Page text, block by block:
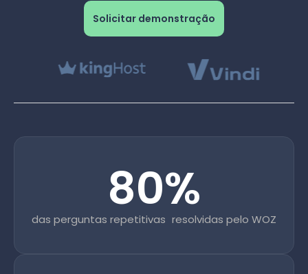
Solicitar demonstração
80%
das perguntas repetitivas resolvidas pelo WOZ